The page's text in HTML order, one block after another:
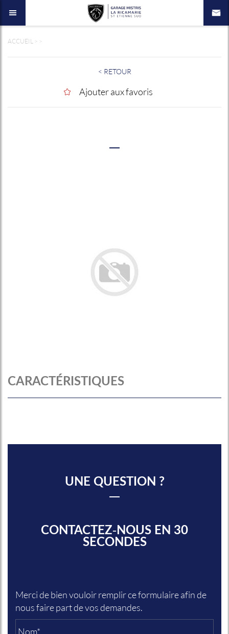
ACCUEIL
< RETOUR
Ajouter aux favoris
CARACTÉRISTIQUES
UNE QUESTION ?
CONTACTEZ-NOUS EN 30
SECONDES
Merci de bien vouloir remplir ce formulaire afin de
nous faire part de vos demandes.